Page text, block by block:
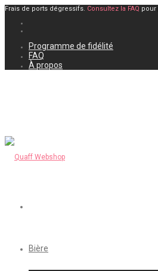
Frais de ports dégressifs. Consultez la FAQ pour
Programme de fidélité
FAQ
À propos
Bière